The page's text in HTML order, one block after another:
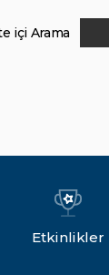
içi Arama
Etkinlikler